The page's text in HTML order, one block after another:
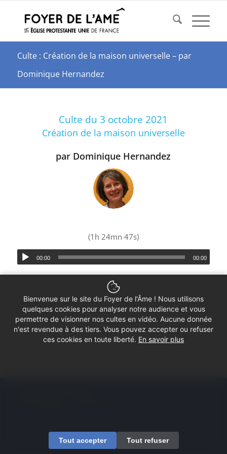
Culte : Création de la maison universelle – par
Dominique Hernandez
Culte du 3 octobre 2021
Création de la maison universelle
par Dominique Hernandez
(1h 24mn 47s)
00:00 00:00
Partager ce culte
Bienvenue sur le site du Foyer de l'Âme ! Nous utilisons
quelques cookies pour analyser notre audience et vous
permettre de visionner nos cultes en vidéo. Aucune donnée
n'est revendue à des tiers. Vous pouvez accepter ou refuser
ces cookies en toute liberté. En savoir plus
Tout accepter Tout refuser